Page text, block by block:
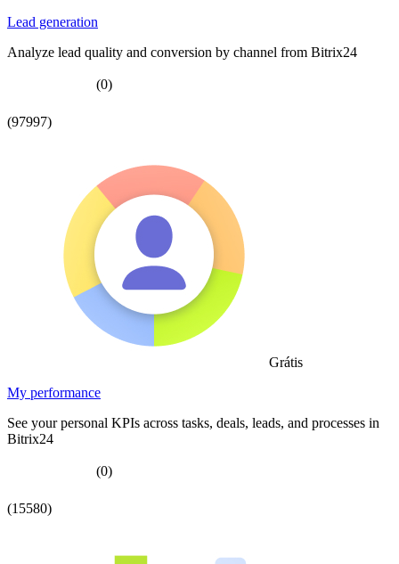
Lead generation
Analyze lead quality and conversion by channel from Bitrix24
(0)
(97997)
Grátis
My performance
See your personal KPIs across tasks, deals, leads, and processes in
Bitrix24
(0)
(15580)